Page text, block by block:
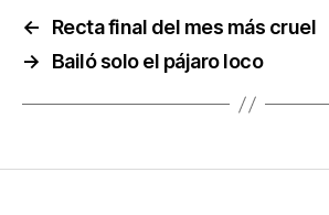
←
Recta final del mes más cruel
→
Bailó solo el pájaro loco